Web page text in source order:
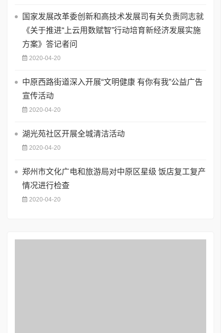
国家发展改革委创新和高技术发展司有关负责同志就
《关于推进“上云用数赋智”行动培育新经济发展实施
方案》答记者问
2020-04-20
中原西路街道深入开展“文明健康 有你有我”公益广告
宣传活动
2020-04-20
湖光苑社区开展全城清洁活动
2020-04-20
郑州市文化广电和旅游局对中原区星级 饭店复工复产
情况进行检查
2020-04-20